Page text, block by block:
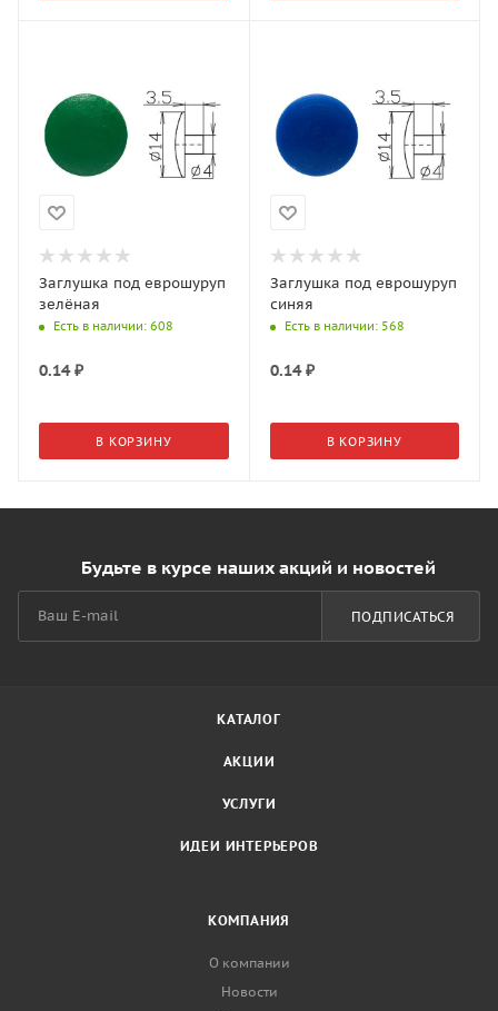
Заглушка под еврошуруп
зелёная
Есть в наличии: 608
0.14₽
В КОРЗИНУ
Заглушка под еврошуруп
синяя
Есть в наличии: 568
0.14₽
В КОРЗИНУ
Будьте в курсе наших акций и новостей
ПОДПИСАТЬСЯ
КАТАЛОГ
АКЦИИ
УСЛУГИ
ИДЕИ ИНТЕРЬЕРОВ
КОМПАНИЯ
О компании
Новости